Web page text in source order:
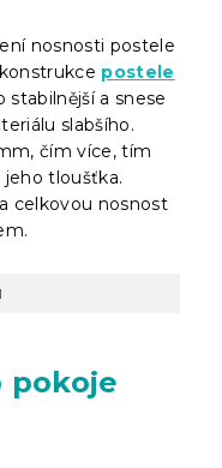
nosnosti postele
postele
a snese
slabšího.
čím více, tím
tloušťka.
celkovou nosnost
pokoje